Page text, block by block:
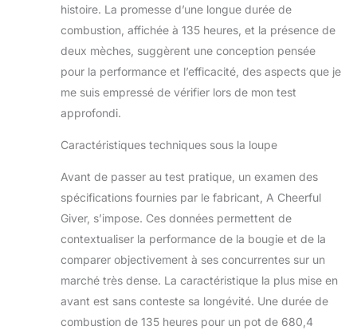
les occasions :
offrez à cette
personne spéciale
un cadeau
inoubliable avec ces
bougies
et vos amis avec le
de nos parfums
célestes capturés
dans ces bougies
uniques. A
CHEERFUL GIVER:
Un Cheerful Giver a
été créé en 1991 et
dédiée à la création
et à la production
histoire. La promesse d’une longue durée de
combustion, affichée à 135 heures, et la présence de
deux mèches, suggèrent une conception pensée
pour la performance et l’efficacité, des aspects que je
me suis empressé de vérifier lors de mon test
approfondi.
Caractéristiques techniques sous la loupe
Avant de passer au test pratique, un examen des
spécifications fournies par le fabricant, A Cheerful
Giver, s’impose. Ces données permettent de
contextualiser la performance de la bougie et de la
comparer objectivement à ses concurrentes sur un
marché très dense. La caractéristique la plus mise en
avant est sans conteste sa longévité. Une durée de
combustion de 135 heures pour un pot de 680,4